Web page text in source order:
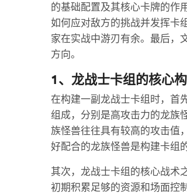
的基础配置及其核心卡牌的作
如何应对敌方的挑战并发挥卡
家在实战中游刃有余。最后，
方向。
1、龙战士卡组的核心
在构建一副龙战士卡组时，首
组成，分别是高攻击力的龙族
族怪兽往往具有较高的攻击值
好配合的龙族怪兽是构建卡组
其次，龙战士卡组的核心战术
初期积累足够的资源和场面控